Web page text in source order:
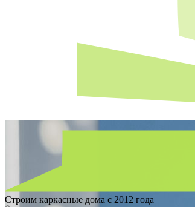
Строим каркасные дома с 2012 года